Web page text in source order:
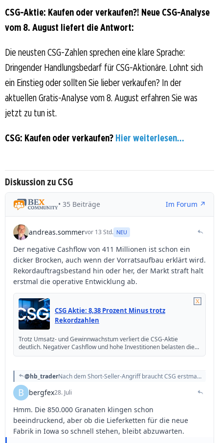
CSG-Aktie: Kaufen oder verkaufen?! Neue CSG-Analyse
vom 8. August liefert die Antwort:
Die neusten CSG-Zahlen sprechen eine klare Sprache:
Dringender Handlungsbedarf für CSG-Aktionäre. Lohnt sich
ein Einstieg oder sollten Sie lieber verkaufen? In der
aktuellen Gratis-Analyse vom 8. August erfahren Sie was
jetzt zu tun ist.
CSG: Kaufen oder verkaufen? Hier weiterlesen...
Diskussion zu CSG